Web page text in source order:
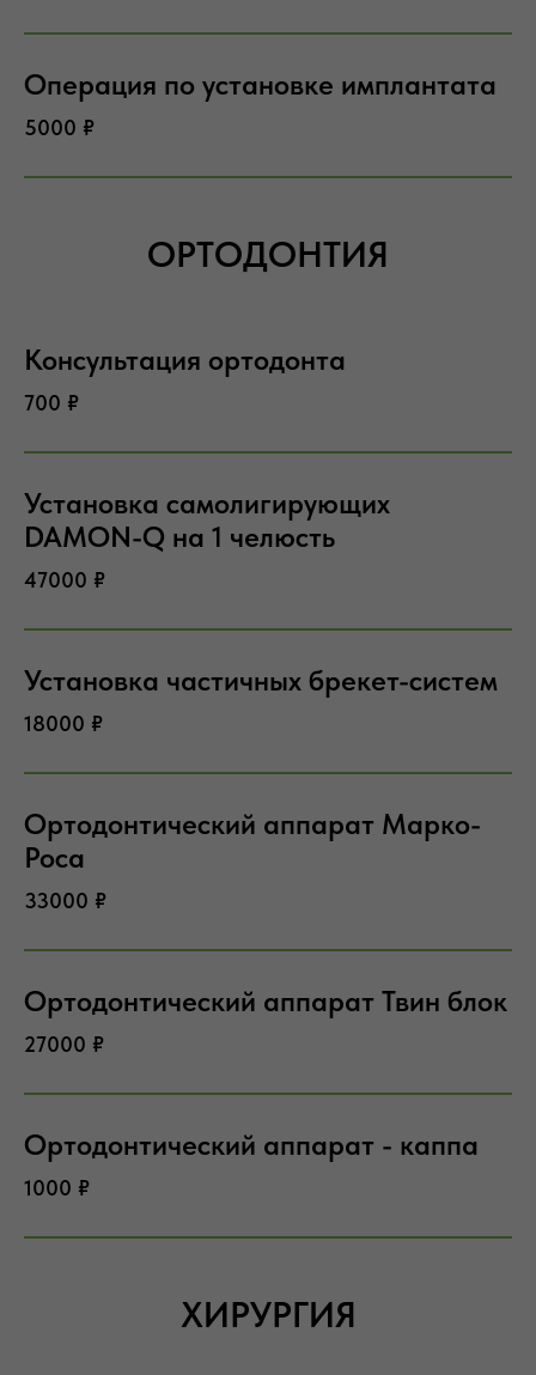
Операция по установке имплантата
5000 ₽
ОРТОДОНТИЯ
Консультация ортодонта
700 ₽
Установка самолигирующих
DAMON-Q на 1 челюсть
47000 ₽
Установка частичных брекет-систем
18000 ₽
Ортодонтический аппарат Марко-
Роса
33000 ₽
Ортодонтический аппарат Твин блок
27000 ₽
Ортодонтический аппарат - каппа
1000 ₽
ХИРУРГИЯ